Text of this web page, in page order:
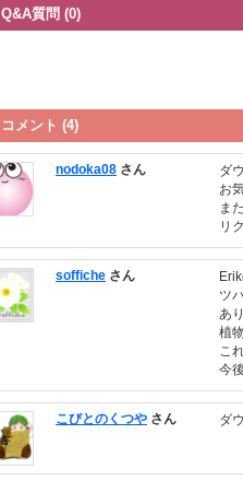
Q&A質問 (0)
コメント (4)
nodoka08 さん
ダ
お
ま
リ
soffiche さん
ツ
あ
植
こ
今
こびとのくつや さん ダ